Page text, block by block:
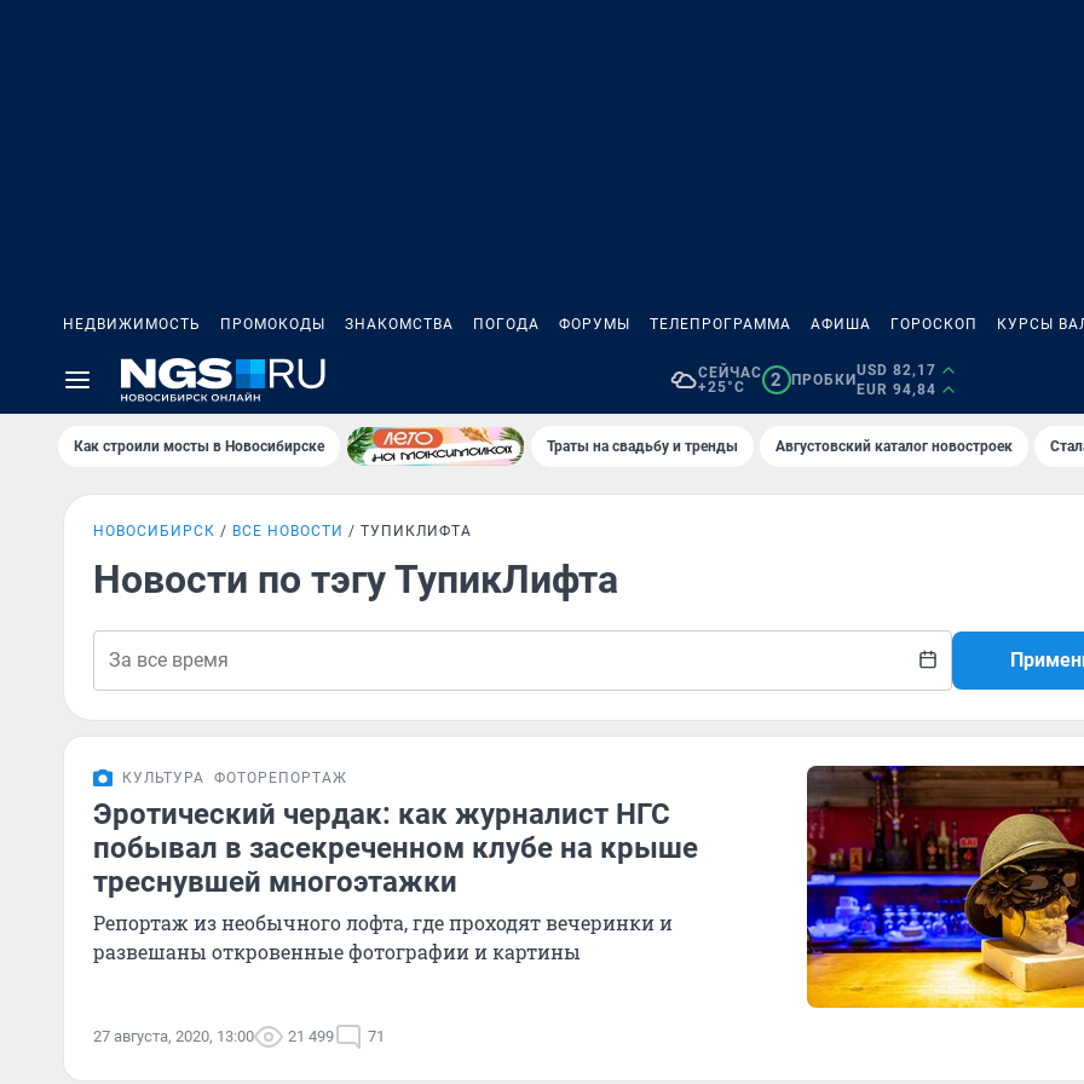
НЕДВИЖИМОСТЬ ПРОМОКОДЫ ЗНАКОМСТВА ПОГОДА ФОРУМЫ ТЕЛЕПРОГРАММА АФИША ГОРОСКОП КУРСЫ
СЕЙЧАС
+25°C
2 ПРОБКИ
USD 82,17
EUR 94,84
Как строили мосты в Новосибирске Траты на свадьбу и тренды Августовский каталог новостроек
НОВОСИБИРСК ВСЕ НОВОСТИ ТУПИКЛИФТА
Новости по тэгу ТупикЛифта
КУЛЬТУРА ФОТОРЕПОРТАЖ
Эротический чердак: как журналист НГС
побывал в засекреченном клубе на крыше
треснувшей многоэтажки
Репортаж из необычного лофта, где проходят вечеринки и
развешаны откровенные фотографии и картины
27 августа, 2020, 13:00 21 499 71